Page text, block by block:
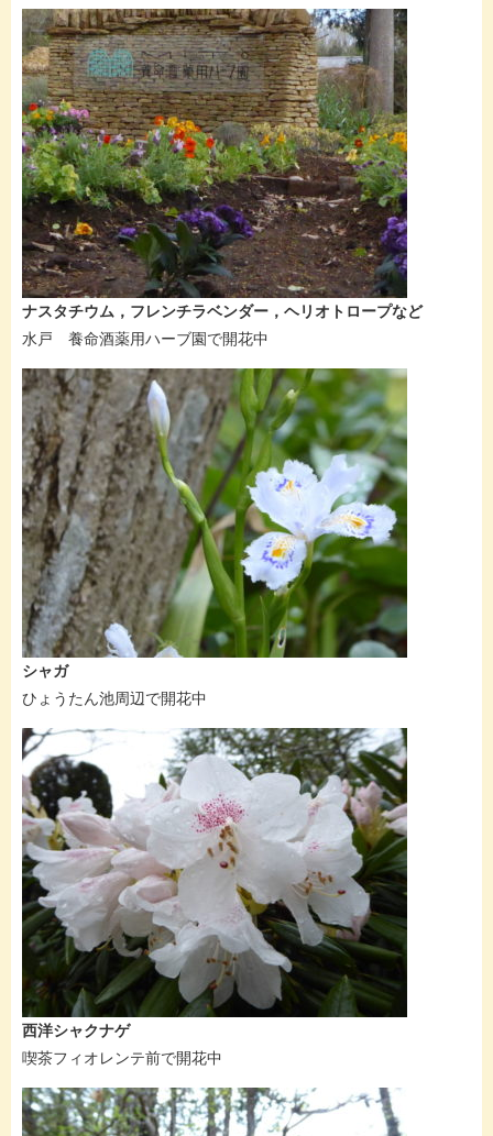
ナスタチウム，フレンチラベンダー，ヘリオトロープなど
水戸 養命酒薬用ハーブ園で開花中
シャガ
ひょうたん池周辺で開花中
西洋シャクナゲ
喫茶フィオレンテ前で開花中